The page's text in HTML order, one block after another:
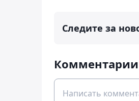
Следите за
Комментарии